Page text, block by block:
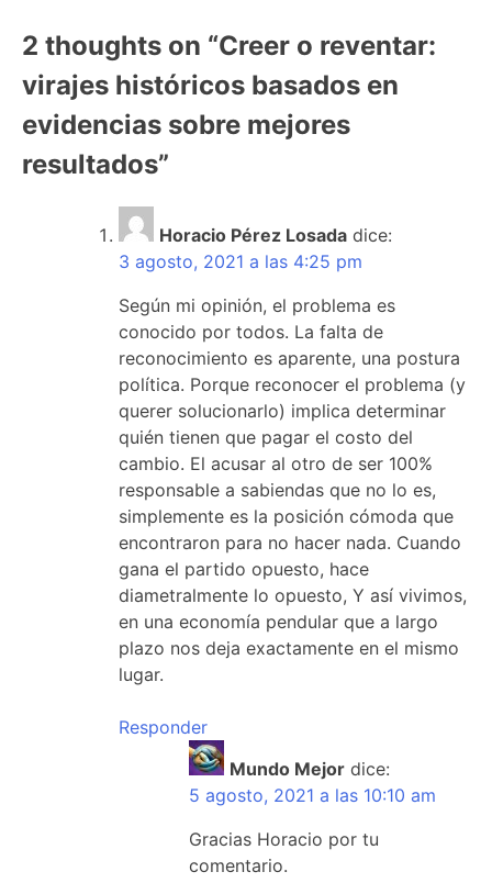
2 thoughts on “Creer o reventar:
virajes históricos basados en
evidencias sobre mejores
resultados”
Horacio Pérez Losada dice:
3 agosto, 2021 a las 4:25 pm
Según mi opinión, el problema es
conocido por todos. La falta de
reconocimiento es aparente, una postura
política. Porque reconocer el problema (y
querer solucionarlo) implica determinar
quién tienen que pagar el costo del
cambio. El acusar al otro de ser 100%
responsable a sabiendas que no lo es,
simplemente es la posición cómoda que
encontraron para no hacer nada. Cuando
gana el partido opuesto, hace
diametralmente lo opuesto, Y así vivimos,
en una economía pendular que a largo
plazo nos deja exactamente en el mismo
lugar.
Responder
Mundo Mejor dice:
5 agosto, 2021 a las 10:10 am
Gracias Horacio por tu
comentario.